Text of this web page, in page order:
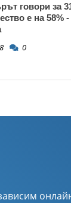
говори за
е на 58%
0